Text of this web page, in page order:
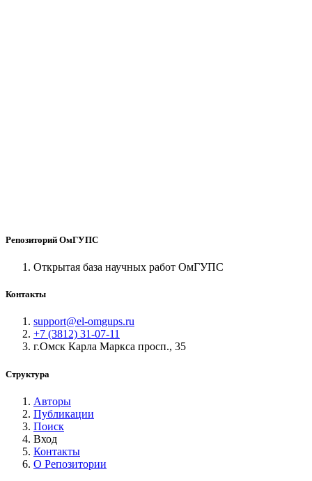
Репозиторий ОмГУПС
Открытая база научных работ ОмГУПС
Контакты
support@el-omgups.ru
+7 (3812) 31-07-11
г.Омск Карла Маркса просп., 35
Структура
Авторы
Публикации
Поиск
Вход
Контакты
О Репозитории